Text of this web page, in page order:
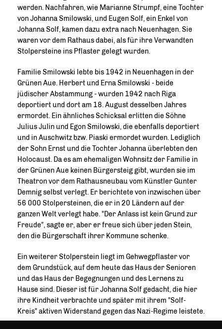
werden. Nachfahren, wie Marianne Strumpf, eine Tochter
von Johanna Smilowski, und Eugen Solf, ein Enkel von
Johanna Solf, kamen dazu extra nach Neuenhagen. Sie
waren vor dem Rathaus dabei, als für ihre Verwandten
Stolpersteine ins Pflaster gelegt wurden.
Familie Smilowski lebte bis 1942 in Neuenhagen in der
Grünen Aue. Herbert und Erna Smilowski - beide
jüdischer Abstammung - wurden 1942 nach Riga
deportiert und dort am 18. August desselben Jahres
ermordet. Ein ähnliches Schicksal erlitten die Söhne
Julius Julin und Egon Smilowski, die ebenfalls deportiert
und in Auschwitz bzw. Piaski ermordet wurden. Lediglich
der Sohn Ernst und die Tochter Johanna überlebten den
Holocaust. Da es am ehemaligen Wohnsitz der Familie in
der Grünen Aue keinen Bürgersteig gibt, wurden sie im
Theatron vor dem Rathausneubau vom Künstler Gunter
Demnig selbst verlegt. Er berichtete von inzwischen über
56 000 Stolpersteinen, die er in 20 Ländern auf der
ganzen Welt verlegt habe. "Der Anlass ist kein Grund zur
Freude", sagte er, aber er freue sich über jeden Stein,
den die Bürgerschaft ihrer Kommune schenke.
Ein weiterer Stolperstein liegt im Gehwegpflaster vor
dem Grundstück, auf dem heute das Haus der Senioren
und das Haus der Begegnungen und des Lernens zu
Hause sind. Dieser ist für Johanna Solf gedacht, die hier
ihre Kindheit verbrachte und später mit ihrem "Solf-
Kreis" aktiven Widerstand gegen das Nazi-Regime leistete.